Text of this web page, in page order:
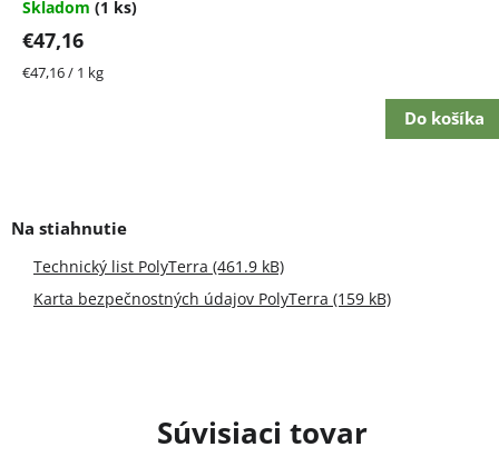
Súvisiaci tovar
Skladom (1 ks)
€47,16
Jednotková
€47,16 / 1 kg
Do košíka
Technický list PolyTerra (461.9 kB)
Karta bezpečnostných údajov PolyTerra (159 kB)